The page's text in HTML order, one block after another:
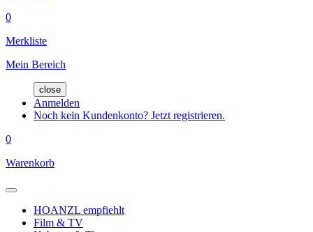
0
Merkliste
Mein Bereich
close
Anmelden
Noch kein Kundenkonto? Jetzt registrieren.
0
Warenkorb
HOANZL empfiehlt
Film & TV